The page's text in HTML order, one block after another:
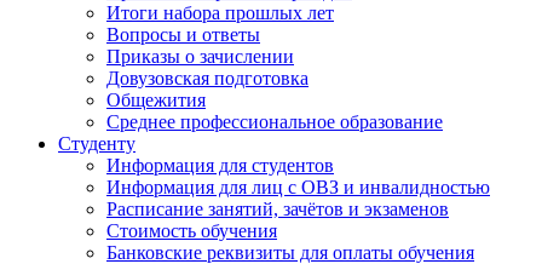
Итоги набора прошлых лет
Вопросы и ответы
Приказы о зачислении
Довузовская подготовка
Общежития
Среднее профессиональное образование
Студенту
Информация для студентов
Информация для лиц с ОВЗ и инвалидностью
Расписание занятий, зачётов и экзаменов
Стоимость обучения
Банковские реквизиты для оплаты обучения